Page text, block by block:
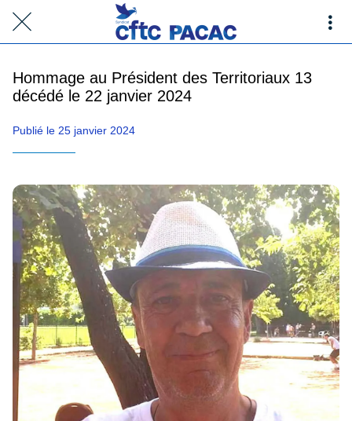
Hommage au Président des Territoriaux 13
décédé le 22 janvier 2024
Publié le 25 janvier 2024